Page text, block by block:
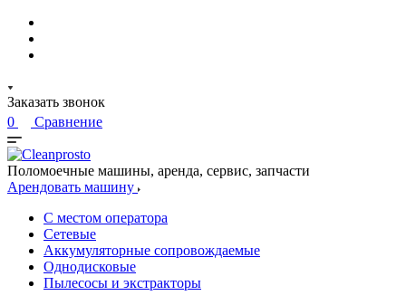
Заказать звонок
0
Сравнение
Поломоечные машины, аренда, сервис, запчасти
Арендовать машину
С местом оператора
Сетевые
Аккумуляторные сопровождаемые
Однодисковые
Пылесосы и экстракторы